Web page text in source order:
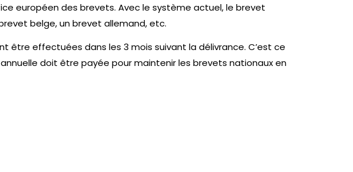
européen des brevets. Avec le système actuel, le brevet
belge, un brevet allemand, etc.
effectuées dans les 3 mois suivant la délivrance. C’est ce
doit être payée pour maintenir les brevets nationaux en